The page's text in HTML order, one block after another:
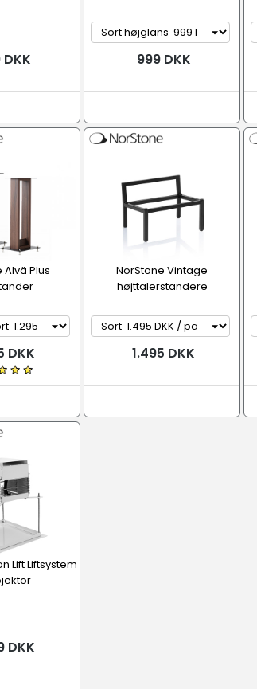
999 DKK
Alvä Plus
DKK
NorStone Vintage
højttalerstandere
1.495 DKK
Lift Liftsystem
DKK